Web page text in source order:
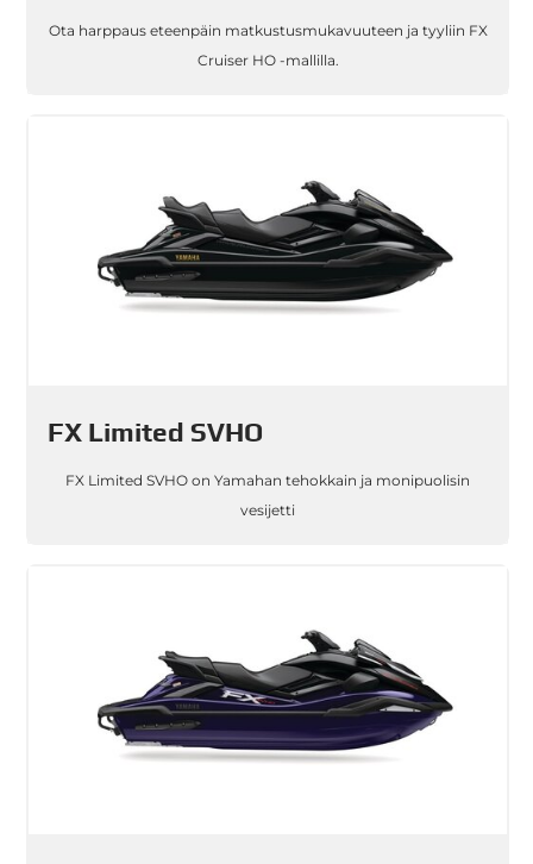
Ota harppaus eteenpäin matkustusmukavuuteen ja tyyliin FX
Cruiser HO -mallilla.
FX Limited SVHO
FX Limited SVHO on Yamahan tehokkain ja monipuolisin
vesijetti